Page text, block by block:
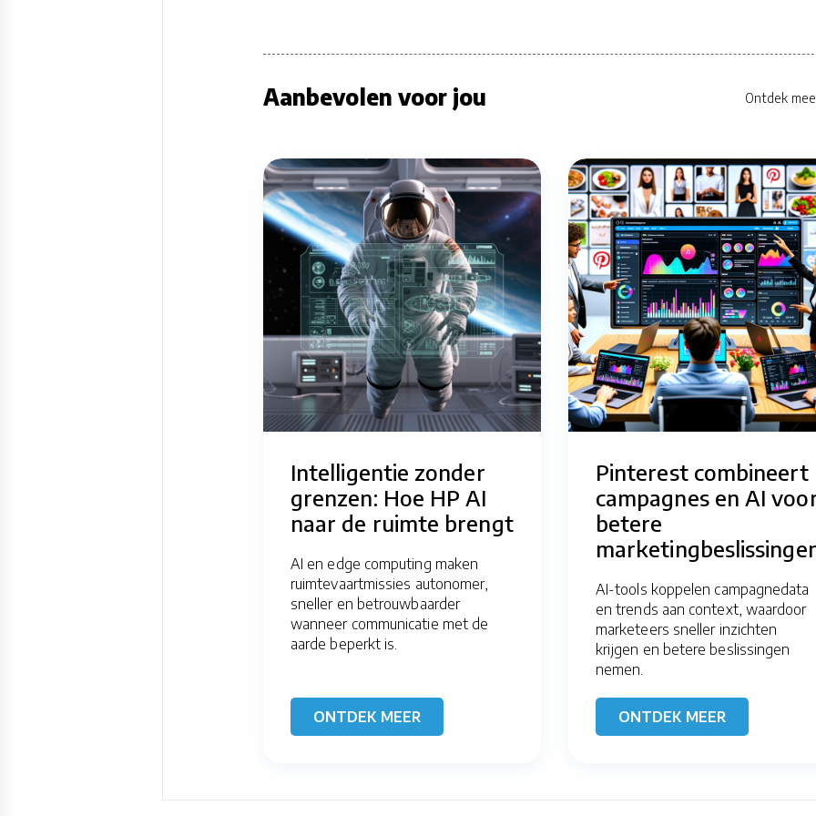
Aanbevolen voor jou Ontdek
Intelligentie zonder
grenzen: Hoe HP AI
naar de ruimte brengt
AI en edge computing maken
ruimtevaartmissies autonomer,
sneller en betrouwbaarder
wanneer communicatie met de
aarde beperkt is.
ONTDEK MEER
Pinterest combineert
campagnes en AI
betere
AI-tools koppelen campagnedata
en trends aan context, waardoor
marketeers sneller inzichten
krijgen en betere beslissingen
nemen.
ONTDEK MEER